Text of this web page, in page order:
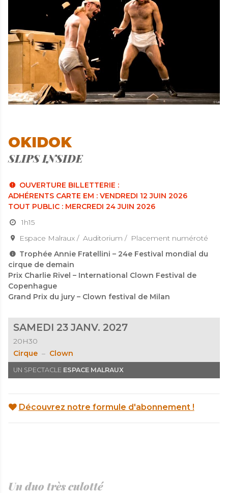
OKIDOK
SLIPS INSIDE
OUVERTURE BILLETTERIE :
ADHÉRENTS CARTE EM : VENDREDI 12 JUIN 2026
TOUT PUBLIC : MERCREDI 24 JUIN 2026
1h15
Espace Malraux
Auditorium
Placement numéroté
Trophée Annie Fratellini – 24e Festival mondial du
cirque de demain
Prix Charlie Rivel – International Clown Festival de
Copenhague
Grand Prix du jury – Clown festival de Milan
SAMEDI 23 JANV. 2027
20H30
Cirque
Clown
UN SPECTACLE ESPACE MALRAUX
Découvrez notre formule d'abonnement !
Un duo très culotté